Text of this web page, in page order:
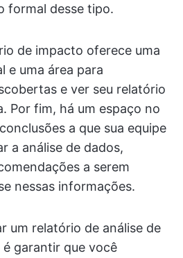
formal desse tipo.
de impacto oferece uma
e uma área para
e ver seu relatório
Por fim, há um espaço no
a que sua equipe
a análise de dados,
a serem
nessas informações.
um relatório de análise de
garantir que você